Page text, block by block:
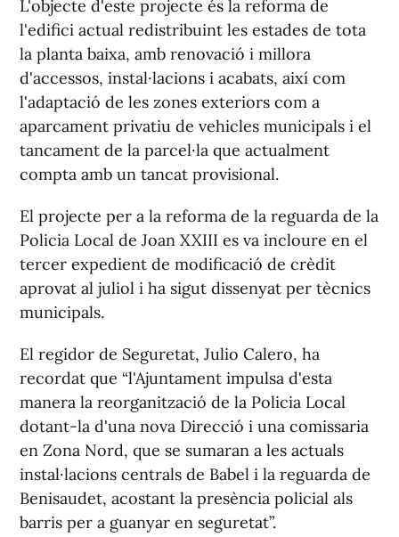
L'objecte d'este projecte és la reforma de
l'edifici actual redistribuint les estades de tota
la planta baixa, amb renovació i millora
d'accessos, instal·lacions i acabats, així com
l'adaptació de les zones exteriors com a
aparcament privatiu de vehicles municipals i el
tancament de la parcel·la que actualment
compta amb un tancat provisional.
El projecte per a la reforma de la reguarda de la
Policia Local de Joan XXIII es va incloure en el
tercer expedient de modificació de crèdit
aprovat al juliol i ha sigut dissenyat per tècnics
municipals.
El regidor de Seguretat, Julio Calero, ha
recordat que “l'Ajuntament impulsa d'esta
manera la reorganització de la Policia Local
dotant-la d'una nova Direcció i una comissaria
en Zona Nord, que se sumaran a les actuals
instal·lacions centrals de Babel i la reguarda de
Benisaudet, acostant la presència policial als
barris per a guanyar en seguretat”.